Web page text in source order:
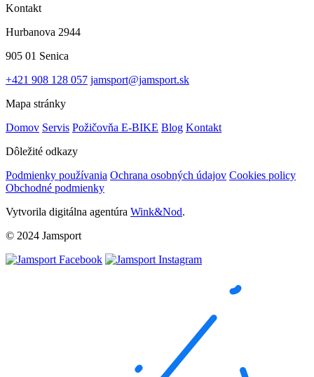
Kontakt
Hurbanova 2944
905 01 Senica
+421 908 128 057 jamsport@jamsport.sk
Mapa stránky
Domov Servis Požičovňa E-BIKE Blog Kontakt
Dôležité odkazy
Podmienky používania Ochrana osobných údajov Cookies policy
Obchodné podmienky
Vytvorila digitálna agentúra Wink&Nod.
© 2024 Jamsport